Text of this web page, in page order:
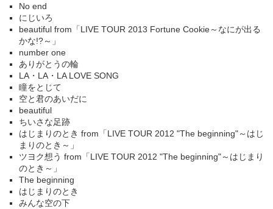
No end
にじいろ
beautiful from「LIVE TOUR 2013 Fortune Cookie～なにが出る
かな!?～」
number one
ありがとうの輪
LA・LA・LA LOVE SONG
瞳をとじて
空と君のあいだに
beautiful
ちいさな足跡
はじまりのとき from「LIVE TOUR 2012 "The beginning"～はじ
まりのとき～」
ツヨク想う from「LIVE TOUR 2012 "The beginning"～はじまり
のとき～」
The beginning
はじまりのとき
みんな空の下